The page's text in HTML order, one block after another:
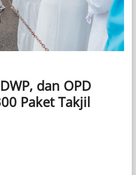
dan OPD
Paket Takjil